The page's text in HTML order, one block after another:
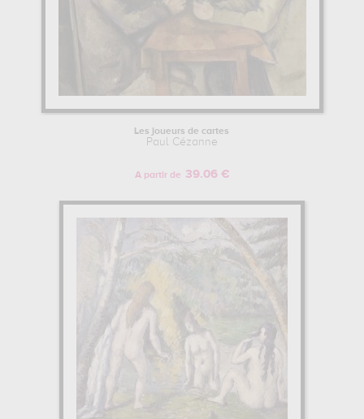
Les joueurs de cartes
Paul Cézanne
A partir de 39.06 €